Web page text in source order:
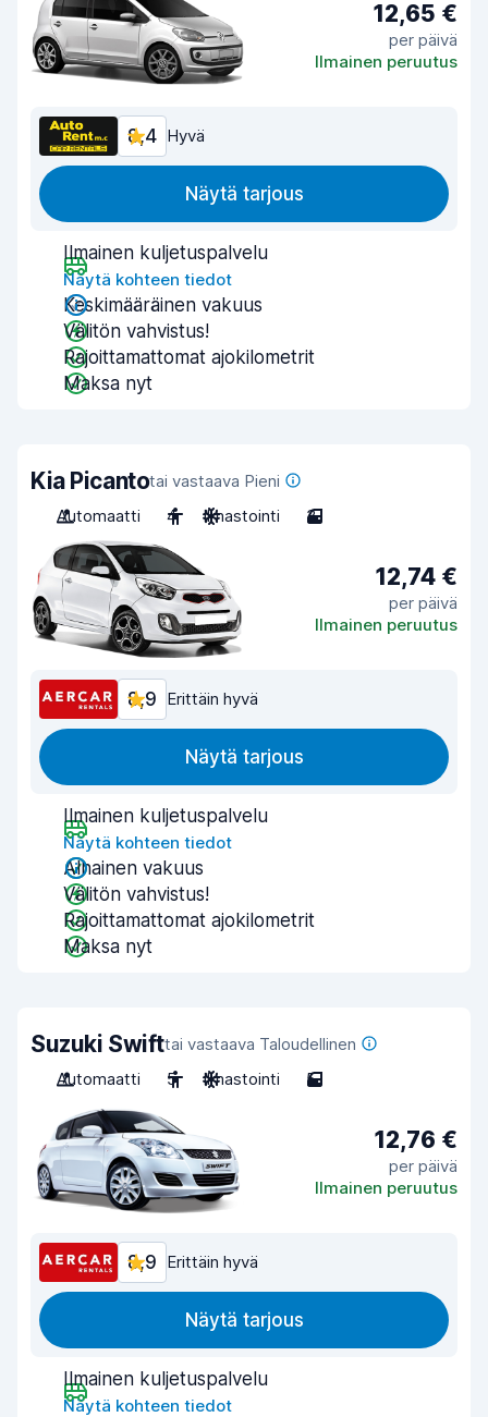
12,65 €
per päivä
Ilmainen peruutus
8,4 Hyvä
Näytä tarjous
Ilmainen kuljetuspalvelu
Näytä kohteen tiedot
Keskimääräinen vakuus
Välitön vahvistus!
Rajoittamattomat ajokilometrit
Maksa nyt
Kia Picantotai vastaava Pieni
Automaatti
4 Ilmastointi 3
12,74 €
per päivä
Ilmainen peruutus
8,9 Erittäin hyvä
Näytä tarjous
Ilmainen kuljetuspalvelu
Näytä kohteen tiedot
Alhainen vakuus
Välitön vahvistus!
Rajoittamattomat ajokilometrit
Maksa nyt
Suzuki Swifttai vastaava Taloudellinen
Automaatti
5 Ilmastointi 5
12,76 €
per päivä
Ilmainen peruutus
8,9 Erittäin hyvä
Näytä tarjous
Ilmainen kuljetuspalvelu
Näytä kohteen tiedot